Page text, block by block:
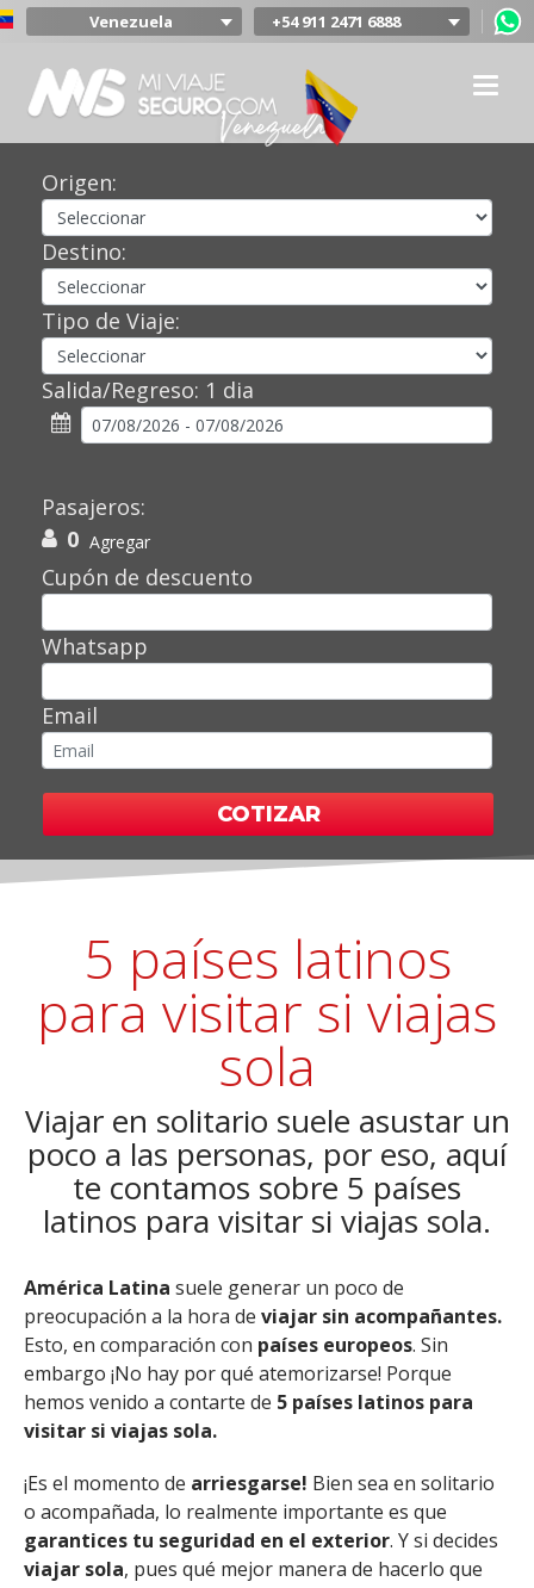
+54 911 2471 6888
Venezuela
Colombia
Mexico
Peru
Origen:
Destino:
Tipo de Viaje:
Salida/Regreso: 1 dia
Pasajeros:
0 Agregar
Cupón de descuento
Whatsapp
Email
COTIZAR
5 países latinos
para visitar si viajas
sola
Viajar en solitario suele asustar un
poco a las personas, por eso, aquí
te contamos sobre 5 países
latinos para visitar si viajas sola.
América Latina suele generar un poco de
preocupación a la hora de viajar sin acompañantes.
Esto, en comparación con países europeos. Sin
embargo ¡No hay por qué atemorizarse! Porque
hemos venido a contarte de 5 países latinos para
visitar si viajas sola.
¡Es el momento de arriesgarse! Bien sea en solitario
o acompañada, lo realmente importante es que
garantices tu seguridad en el exterior. Y si decides
viajar sola, pues qué mejor manera de hacerlo que